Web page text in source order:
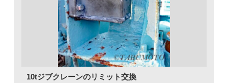
10tジブクレーンのリミット交換